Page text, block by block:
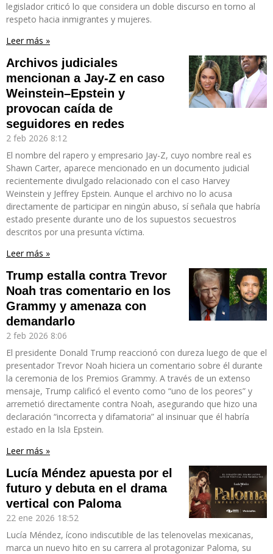
legislador criticó lo que considera un doble discurso en torno al
respeto hacia inmigrantes y mujeres.
Leer más »
Archivos judiciales
mencionan a Jay-Z en caso
Weinstein–Epstein y
provocan caída de
seguidores en redes
2 feb 2026 8:12
El nombre del rapero y empresario Jay-Z, cuyo nombre real es
Shawn Carter, aparece mencionado en un documento judicial
recientemente divulgado relacionado con el caso Harvey
Weinstein y Jeffrey Epstein. Aunque el archivo no lo acusa
directamente de participar en ningún abuso, sí señala que habría
estado presente durante uno de los supuestos secuestros
descritos por una presunta víctima.
Leer más »
Trump estalla contra Trevor
Noah tras comentario en los
Grammy y amenaza con
demandarlo
2 feb 2026 8:06
El presidente Donald Trump reaccionó con dureza luego de que el
presentador Trevor Noah hiciera un comentario sobre él durante
la ceremonia de los Premios Grammy. A través de un extenso
mensaje, Trump calificó el evento como “uno de los peores” y
arremetió directamente contra Noah, asegurando que hizo una
declaración “incorrecta y difamatoria” al insinuar que él habría
estado en la Isla Epstein.
Leer más »
Lucía Méndez apuesta por el
futuro y debuta en el drama
vertical con Paloma
22 ene 2026 18:52
Lucía Méndez, ícono indiscutible de las telenovelas mexicanas,
marca un nuevo hito en su carrera al protagonizar Paloma, su